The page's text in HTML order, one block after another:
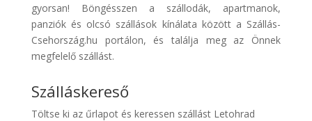
Discover
Cars
Transzfer
Kiwi
Taxi
gyorsan! Böngésszen a szállodák, apartmanok,
panziók és olcsó szállások kínálata között a Szállás-
Csehország.hu portálon, és találja meg az Önnek
megfelelő szállást.
Szálláskereső
Töltse ki az űrlapot és keressen szállást Letohrad